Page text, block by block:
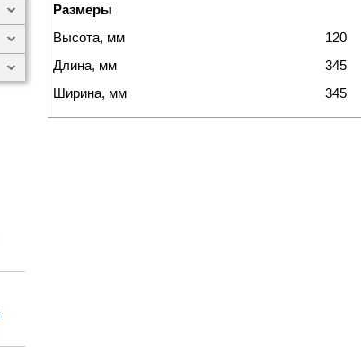
Размеры
Высота, мм
120
Длина, мм
345
Ширина, мм
345